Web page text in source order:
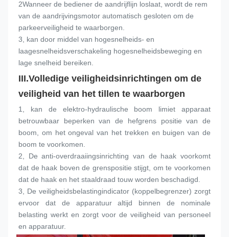
2Wanneer de bediener de aandrijflijn loslaat, wordt de rem
van de aandrijvingsmotor automatisch gesloten om de
parkeerveiligheid te waarborgen.
3, kan door middel van hogesnelheids- en
laagesnelheidsverschakeling hogesnelheidsbeweging en
lage snelheid bereiken.
III.Volledige veiligheidsinrichtingen om de
veiligheid van het tillen te waarborgen
1, kan de elektro-hydraulische boom limiet apparaat
betrouwbaar beperken van de hefgrens positie van de
boom, om het ongeval van het trekken en buigen van de
boom te voorkomen.
2, De anti-overdraaiingsinrichting van de haak voorkomt
dat de haak boven de grenspositie stijgt, om te voorkomen
dat de haak en het staaldraad touw worden beschadigd.
3, De veiligheidsbelastingindicator (koppelbegrenzer) zorgt
ervoor dat de apparatuur altijd binnen de nominale
belasting werkt en zorgt voor de veiligheid van personeel
en apparatuur.